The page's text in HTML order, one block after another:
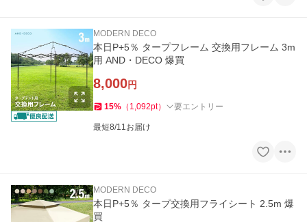
MODERN DECO
本日P+5％ タープフレーム 交換用フレーム 3m
用 AND・DECO 爆買
8,000円
15% （ 1,092pt） 要エントリー
最短8/11お届け
MODERN DECO
本日P+5％ タープ交換用フライシート 2.5m 爆
買